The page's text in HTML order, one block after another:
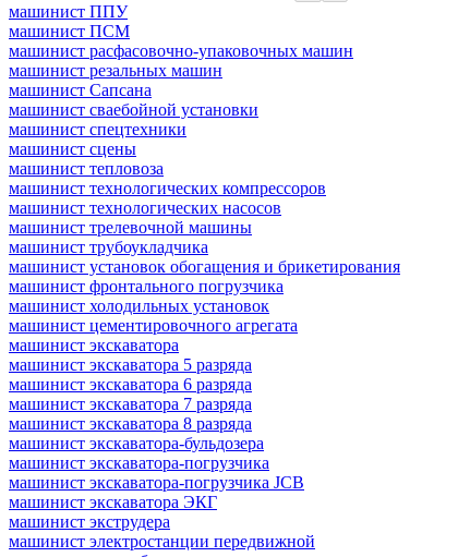
машинист ППУ
машинист ПСМ
машинист расфасовочно-упаковочных машин
машинист резальных машин
машинист Сапсана
машинист сваебойной установки
машинист спецтехники
машинист сцены
машинист тепловоза
машинист технологических компрессоров
машинист технологических насосов
машинист трелевочной машины
машинист трубоукладчика
машинист установок обогащения и брикетирования
машинист фронтального погрузчика
машинист холодильных установок
машинист цементировочного агрегата
машинист экскаватора
машинист экскаватора 5 разряда
машинист экскаватора 6 разряда
машинист экскаватора 7 разряда
машинист экскаватора 8 разряда
машинист экскаватора-бульдозера
машинист экскаватора-погрузчика
машинист экскаватора-погрузчика JCB
машинист экскаватора ЭКГ
машинист экструдера
машинист электростанции передвижной